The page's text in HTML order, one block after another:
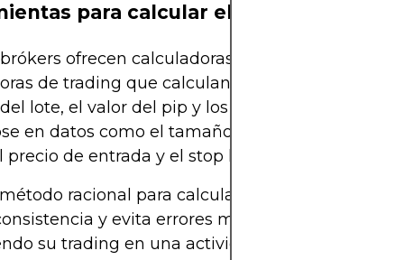
para calcular el tamaño de la
ofrecen calculadoras de tamaño de
de trading que calculan valores críticos
lote, el valor del pip y los requisitos de
en datos como el tamaño de la cuenta, la
precio de entrada y el stop loss.
racional para calcular el tamaño de la
y evita errores motivados por las
su trading en una actividad estratégica y